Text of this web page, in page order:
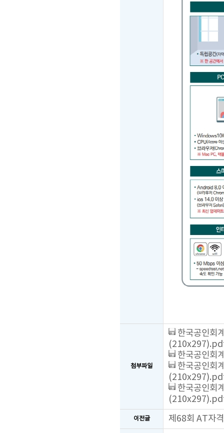
첨부파일
한국공인회
한국공인회
한국공인회
한국공인회
이전글 제68회 AT자